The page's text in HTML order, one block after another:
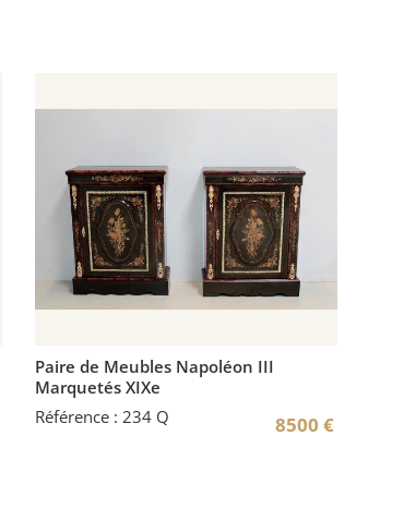
Paire de Meubles Napoléon III
Marquetés XIXe
Référence : 234 Q
8500€